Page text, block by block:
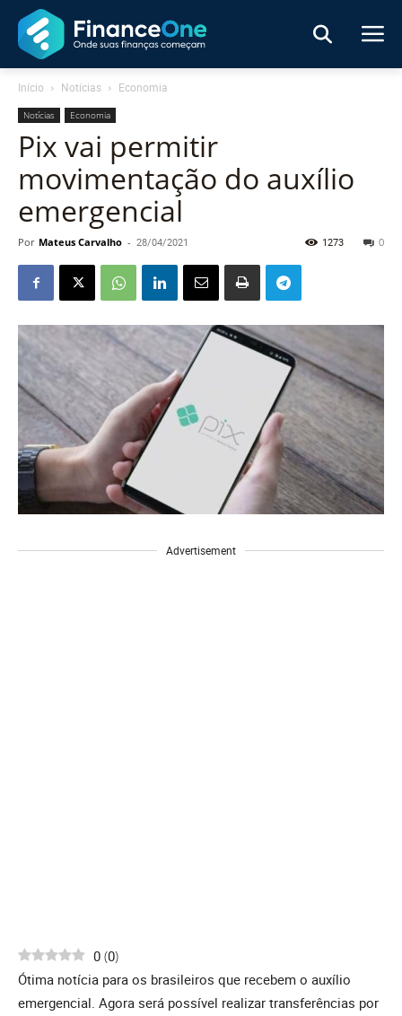
Início Notícias Economia
Notícias Economia
Pix vai permitir
movimentação do auxílio
emergencial
Por Mateus Carvalho - 28/04/2021 0
1273
Advertisement
0 (0)
Ótima notícia para os brasileiros que recebem o auxílio
emergencial. Agora será possível realizar transferências por